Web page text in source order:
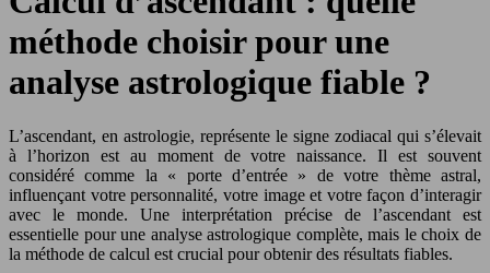
méthode choisir pour une
analyse astrologique fiable ?
L’ascendant, en astrologie, représente le signe zodiacal qui s’élevait
à l’horizon est au moment de votre naissance. Il est souvent
considéré comme la « porte d’entrée » de votre thème astral,
influençant votre personnalité, votre image et votre façon d’interagir
avec le monde. Une interprétation précise de l’ascendant est
essentielle pour une analyse astrologique complète, mais le choix de
la méthode de calcul est crucial pour obtenir des résultats fiables.